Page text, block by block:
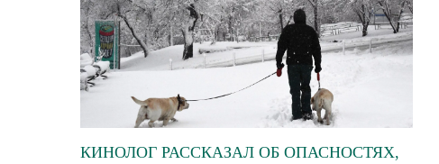
КИНОЛОГ РАССКАЗАЛ ОБ ОПАСНОСТЯХ,